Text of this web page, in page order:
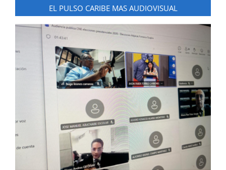
EL PULSO CARIBE MAS AUDIOVISUAL